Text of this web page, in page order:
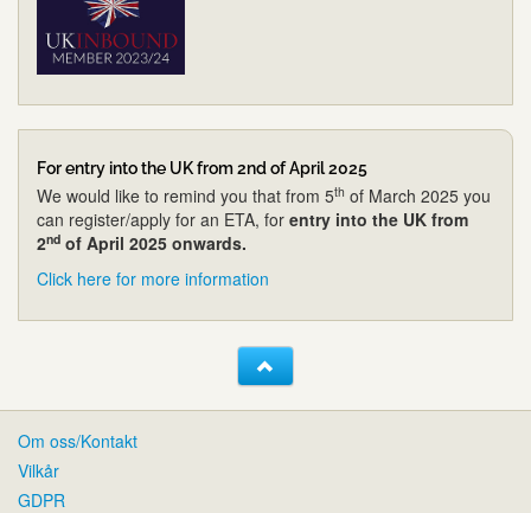
For entry into the UK from 2nd of April 2025
We would like to remind you that from 5th of March 2025 you
can register/apply for an ETA, for entry into the UK from
2nd of April 2025 onwards.
Click here for more information
Om oss/Kontakt
Vilkår
GDPR